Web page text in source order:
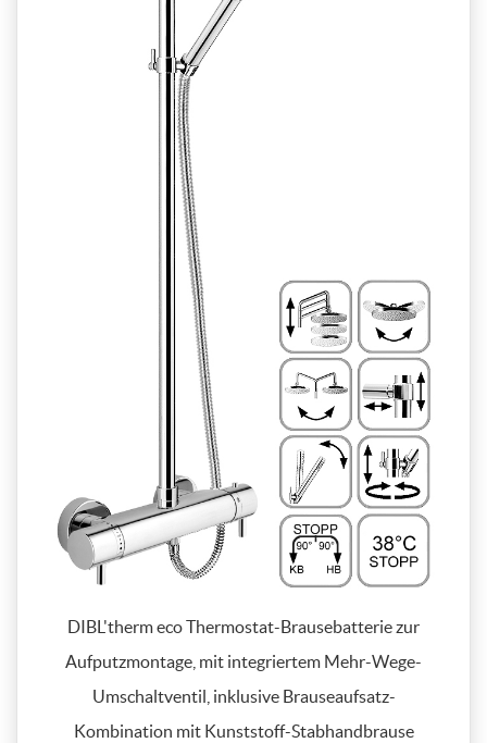
DIBL'therm eco Thermostat-Brausebatterie zur
Aufputzmontage, mit integriertem Mehr-Wege-
Umschaltventil, inklusive Brauseaufsatz-
Kombination mit Kunststoff-Stabhandbrause